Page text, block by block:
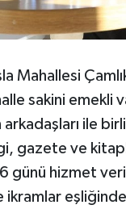
Mahallesi
sakini emekli
arkadaşları ile
gazete ve
6 günü hizmet
ikramlar